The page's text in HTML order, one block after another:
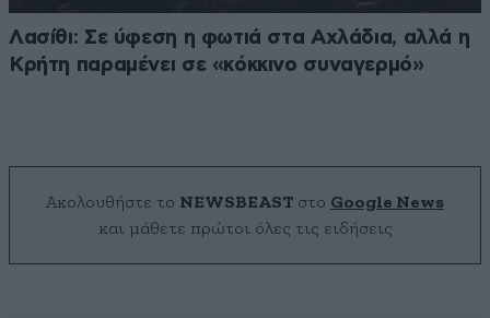
Λασίθι: Σε ύφεση η φωτιά στα Αχλάδια, αλλά η
Κρήτη παραμένει σε «κόκκινο συναγερμό»
Ακολουθήστε το NEWSBEAST στο Google News
και μάθετε πρώτοι όλες τις ειδήσεις